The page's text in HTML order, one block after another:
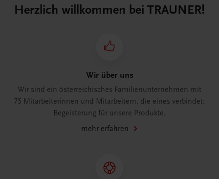
Herzlich willkommen bei TRAUNER!
Wir über uns
Wir sind ein österreichisches Familienunternehmen mit
75 Mitarbeiterinnen und Mitarbeitern, die eines verbindet:
Begeisterung für unsere Produkte.
mehr erfahren